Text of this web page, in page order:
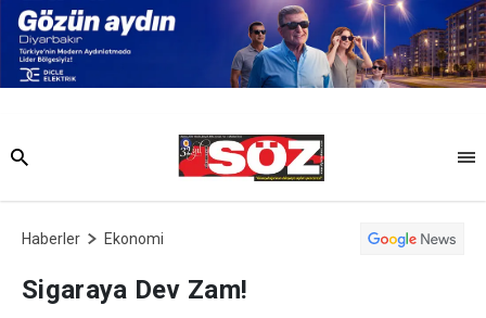
Haberler Ekonomi
Sigaraya Dev Zam!